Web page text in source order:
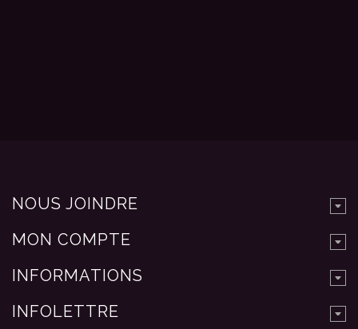
NOUS JOINDRE
MON COMPTE
INFORMATIONS
INFOLETTRE